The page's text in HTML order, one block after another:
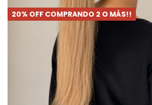
20% OFF COMPRANDO 2 O MÁS!!